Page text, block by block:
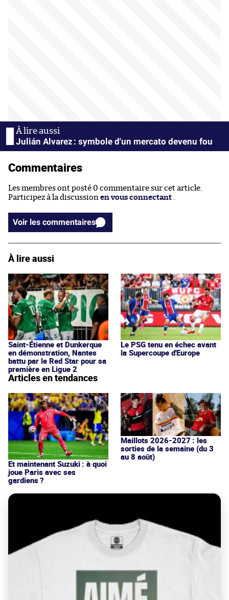
Julián Alvarez : symbole d'un mercato devenu fou
Commentaires
Les membres ont posté 0 commentaire sur cet article.
Participez à la discussion en vous connectant .
Voir les commentaires
À lire aussi
Saint-Étienne et Dunkerque
en démonstration, Nantes
battu par le Red Star pour sa
première en Ligue 2
Le PSG tenu en échec avant
la Supercoupe d'Europe
Articles en tendances
Et maintenant Suzuki : à quoi
joue Paris avec ses
gardiens ?
Maillots 2026-2027 : les
sorties de la semaine (du 3
au 8 août)